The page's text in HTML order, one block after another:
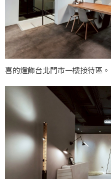
喜的燈飾台北門市一樓接待區